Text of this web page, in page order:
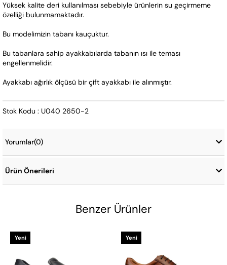
Yüksek kalite deri kullanılması sebebiyle ürünlerin su geçirmeme
özelliği bulunmamaktadır.
Bu modelimizin tabanı kauçuktur.
Bu tabanlara sahip ayakkabılarda tabanın ısı ile teması
engellenmelidir.
Ayakkabı ağırlık ölçüsü bir çift ayakkabı ile alınmıştır.
Stok Kodu : U040 2650-2
Yorumlar(0)
Ürün Önerileri
Benzer Ürünler
Yeni
Yeni